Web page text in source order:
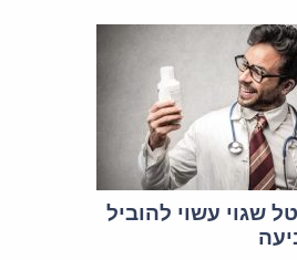
שגוי עשוי להוביל